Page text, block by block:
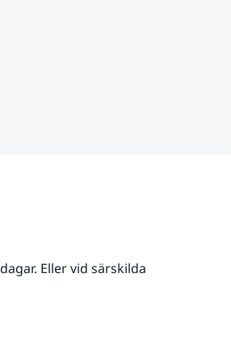
Eller vid särskilda